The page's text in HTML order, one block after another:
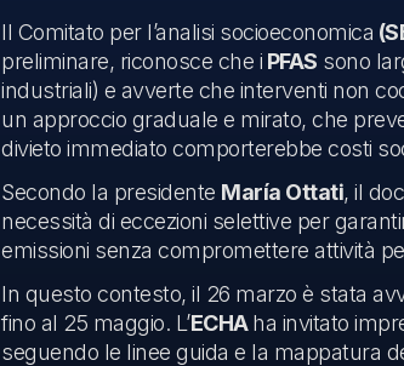
Il Comitato per l’analisi socioeconomica
preliminare, riconosce che i PFAS sono
industriali) e avverte che interventi non
un approccio graduale e mirato, che
divieto immediato comporterebbe costi
Secondo la presidente María Ottati, il
necessità di eccezioni selettive per
emissioni senza compromettere attività
In questo contesto, il 26 marzo è stata
fino al 25 maggio. L’ECHAha invitato
seguendo le linee guida e la mappatura